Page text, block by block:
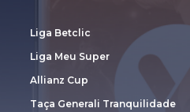
Liga Betclic
Liga Meu Super
Allianz Cup
Taça Generali Tranquilidade